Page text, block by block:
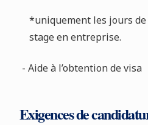
*uniquement les jours
stage en entreprise.
- Aide à l’obtention de visa
Exigences de